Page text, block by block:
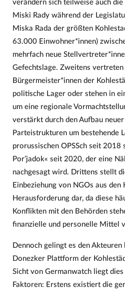
verändern sich teilweise auch
Miski Rady während der
Miska Rada der größten
63.000 Einwohner*innen)
mehrfach neue
Gefechtslage. Zweitens vertreten
Bürgermeister*innen der
politische Lager oder stehen in
um eine regionale
verstärkt durch den Aufbau
Parteistrukturen um bestehende
prorussischen OPSSch seit 2018
Por’jadok« seit 2020, der eine
nachgesagt wird. Drittens stellt
Einbeziehung von NGOs aus den
Herausforderung dar, da diese
Konflikten mit den Behörden
finanzielle und personelle Mittel
Dennoch gelingt es den
Donezker Plattform der
Sicht von Germanwatch liegt
Faktoren: Erstens existiert die